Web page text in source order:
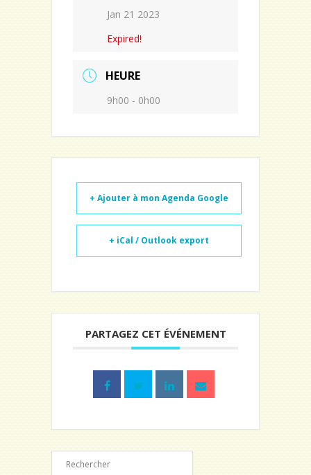
Jan 21 2023
Expired!
HEURE
9h00 - 0h00
+ Ajouter à mon Agenda Google
+ iCal / Outlook export
PARTAGEZ CET ÉVÉNEMENT